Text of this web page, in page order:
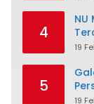
4
NU
19
5
19